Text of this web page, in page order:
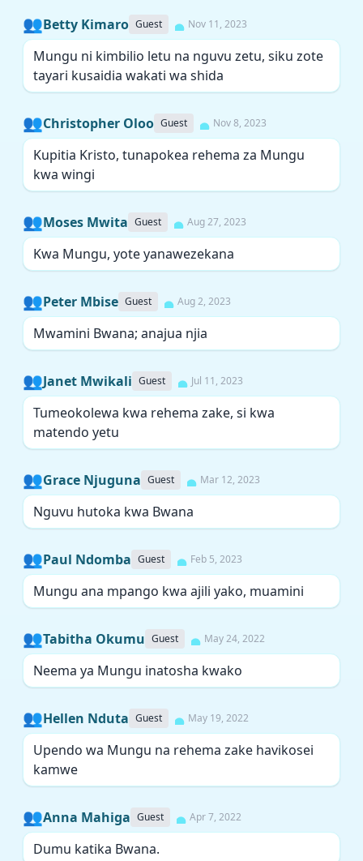
👥Betty Kimaro Guest Nov 11, 2023
Mungu ni kimbilio letu na nguvu zetu, siku zote
tayari kusaidia wakati wa shida
👥Christopher Oloo Guest Nov 8, 2023
Kupitia Kristo, tunapokea rehema za Mungu
kwa wingi
👥Moses Mwita Guest Aug 27, 2023
Kwa Mungu, yote yanawezekana
👥Peter Mbise Guest Aug 2, 2023
Mwamini Bwana; anajua njia
👥Janet Mwikali Guest Jul 11, 2023
Tumeokolewa kwa rehema zake, si kwa
matendo yetu
👥Grace Njuguna Guest Mar 12, 2023
Nguvu hutoka kwa Bwana
👥Paul Ndomba Guest Feb 5, 2023
Mungu ana mpango kwa ajili yako, muamini
👥Tabitha Okumu Guest May 24, 2022
Neema ya Mungu inatosha kwako
👥Hellen Nduta Guest May 19, 2022
Upendo wa Mungu na rehema zake havikosei
kamwe
👥Anna Mahiga Guest Apr 7, 2022
Dumu katika Bwana.